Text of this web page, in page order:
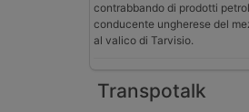
contrabbando di prodotti
conducente ungherese del
al valico di Tarvisio.
Transpotalk